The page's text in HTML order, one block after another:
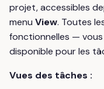
projet, accessibles
menu View. Toutes
fonctionnelles —
disponible pour les
Vues des tâches :